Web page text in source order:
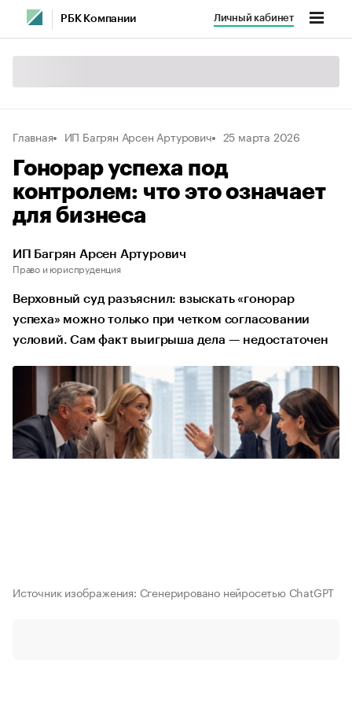
РБК Компании Личный кабинет
Главная ИП Багрян Арсен Артурович 25 марта 2026
Гонорар успеха под
контролем: что это означает
для бизнеса
ИП Багрян Арсен Артурович
Право и юриспруденция
Верховный суд разъяснил: взыскать «гонорар
успеха» можно только при четком согласовании
условий. Сам факт выигрыша дела — недостаточен
Источник изображения: Сгенерировано нейросетью ChatGPT